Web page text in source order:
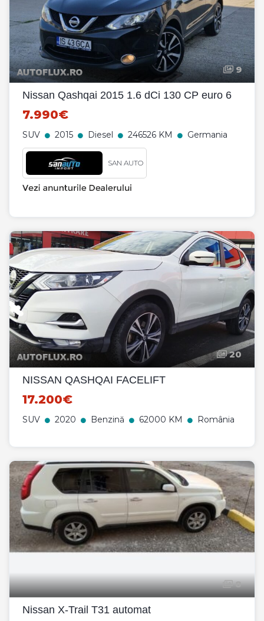
9
Nissan Qashqai 2015 1.6 dCi 130 CP euro 6
7.990€
SUV 2015 Diesel 246526 KM Germania
SAN AUTO
20
NISSAN QASHQAI FACELIFT
17.200€
SUV 2020 Benzină 62000 KM România
8
Nissan X-Trail T31 automat